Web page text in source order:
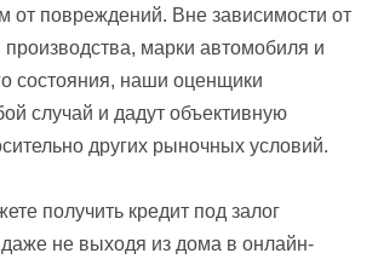
от повреждений. Вне зависимости от
марки автомобиля и
состояния, наши оценщики
случай и дадут объективную
других рыночных условий.
получить кредит под залог
не выходя из дома в онлайн-